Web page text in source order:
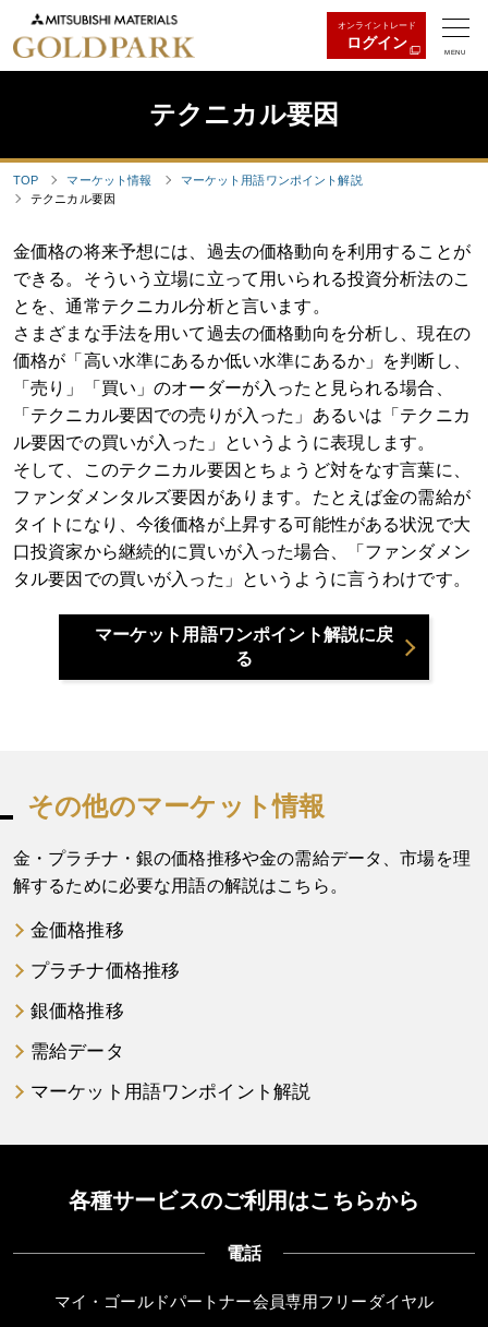
オンライントレード
ログイン
MENU
テクニカル要因
TOP マーケット情報
マーケット用語ワンポイント解説
テクニカル要因
金価格の将来予想には、過去の価格動向を利用することが
できる。そういう立場に立って用いられる投資分析法のこ
とを、通常テクニカル分析と言います。
さまざまな手法を用いて過去の価格動向を分析し、現在の
価格が「高い水準にあるか低い水準にあるか」を判断し、
「売り」「買い」のオーダーが入ったと見られる場合、
「テクニカル要因での売りが入った」あるいは「テクニカ
ル要因での買いが入った」というように表現します。
そして、このテクニカル要因とちょうど対をなす言葉に、
ファンダメンタルズ要因があります。たとえば金の需給が
タイトになり、今後価格が上昇する可能性がある状況で大
口投資家から継続的に買いが入った場合、「ファンダメン
タル要因での買いが入った」というように言うわけです。
マーケット用語ワンポイント解説に戻
る
その他のマーケット情報
金・プラチナ・銀の価格推移や金の需給データ、市場を理
解するために必要な用語の解説はこちら。
金価格推移
プラチナ価格推移
銀価格推移
需給データ
マーケット用語ワンポイント解説
各種サービスのご利用はこちらから
電話
マイ・ゴールドパートナー会員専用フリーダイヤル